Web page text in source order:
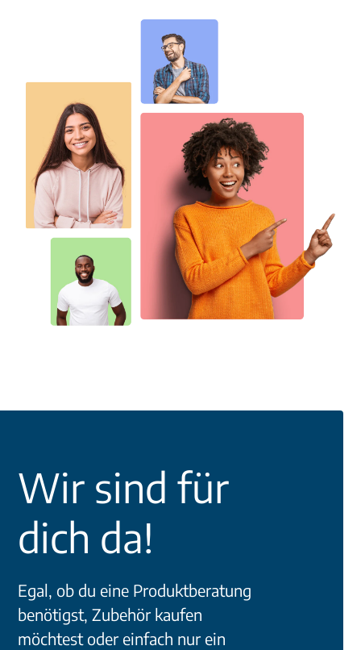
Wir sind für
dich da!
Egal, ob du eine Produktberatung
benötigst, Zubehör kaufen
möchtest oder einfach nur ein